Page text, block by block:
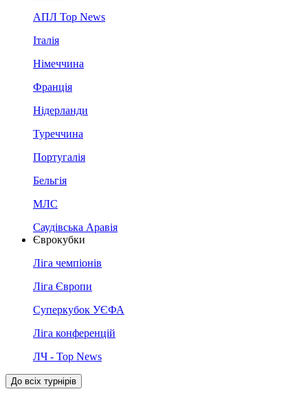
АПЛ Top News
Італія
Німеччина
Франція
Нідерланди
Туреччина
Португалія
Бельгія
МЛС
Саудівська Аравія
Єврокубки
Ліга чемпіонів
Ліга Європи
Суперкубок УЄФА
Ліга конференцій
ЛЧ - Top News
До всіх турнірів